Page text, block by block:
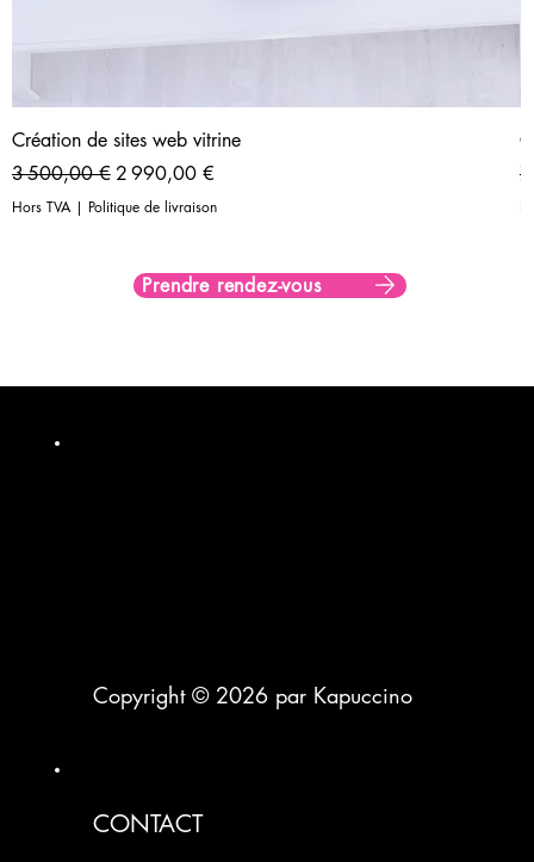
Création de sites web vitrine
Prix original
3 500,00 € Prix promotionnel
2 990,00 €
Hors TVA| Politique de livraison
Prendre rendez-vous
Copyright © 2026 par Kapuccino
CONTACT